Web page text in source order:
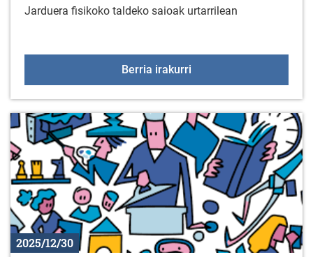
Jarduera fisikoko taldeko saioak urtarrilean
Berria irakurri
2025/12/30